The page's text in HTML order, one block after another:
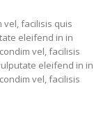
vel, facilisis quis
eleifend in in
vel, facilisis
eleifend in in
vel, facilisis